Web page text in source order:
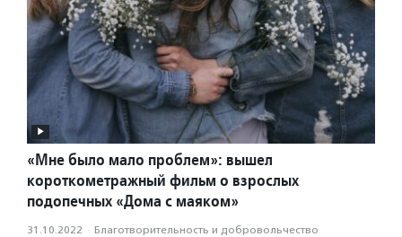
«Мне было мало проблем»: вышел
короткометражный фильм о взрослых
подопечных «Дома с маяком»
31.10.2022 · Благотвори­тель­ность и доброволь­чест­во